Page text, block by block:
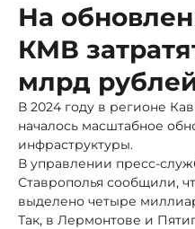
На
КМВ
млрд
В 2024 году в регионе
началось масштабное
инфраструктуры.
В управлении пресс-
Ставрополья сообщили,
выделено четыре
Так, в Лермонтове и